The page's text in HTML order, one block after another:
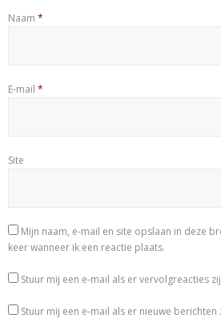
Naam *
E-mail *
Site
Mijn naam, e-mail en site opslaan in deze
keer wanneer ik een reactie plaats.
Stuur mij een e-mail als er vervolgreacties
Stuur mij een e-mail als er nieuwe berichten